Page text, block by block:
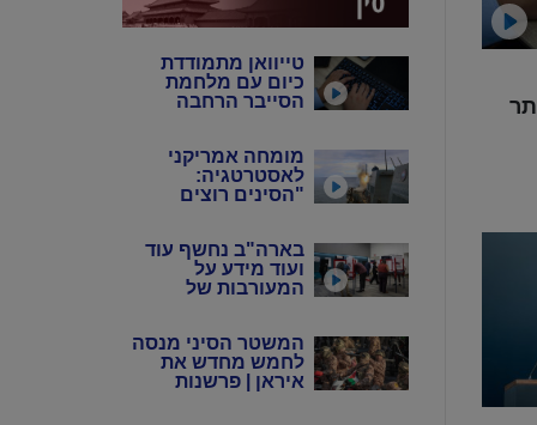
טייוואן מתמודדת
כיום עם מלחמת
הסייבר הרחבה
מומחה אמריקני
לאסטרטגיה:
"הסינים רוצים
בארה"ב נחשף עוד
ועוד מידע על
המעורבות של
המשטר הסיני מנסה
לחמש מחדש את
איראן | פרשנות